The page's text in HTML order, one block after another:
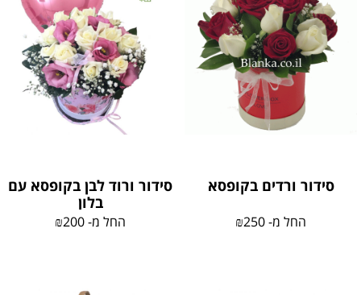
סידור ורדים בקופסא
החל מ- ₪250
סידור ורוד לבן בקופסא עם
בלון
החל מ- ₪200